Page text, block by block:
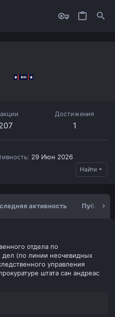
Достижения
1
29 Июн 2026
Найти
активность
отдела по
(по линии неочевидных
управления
штата сан андреас